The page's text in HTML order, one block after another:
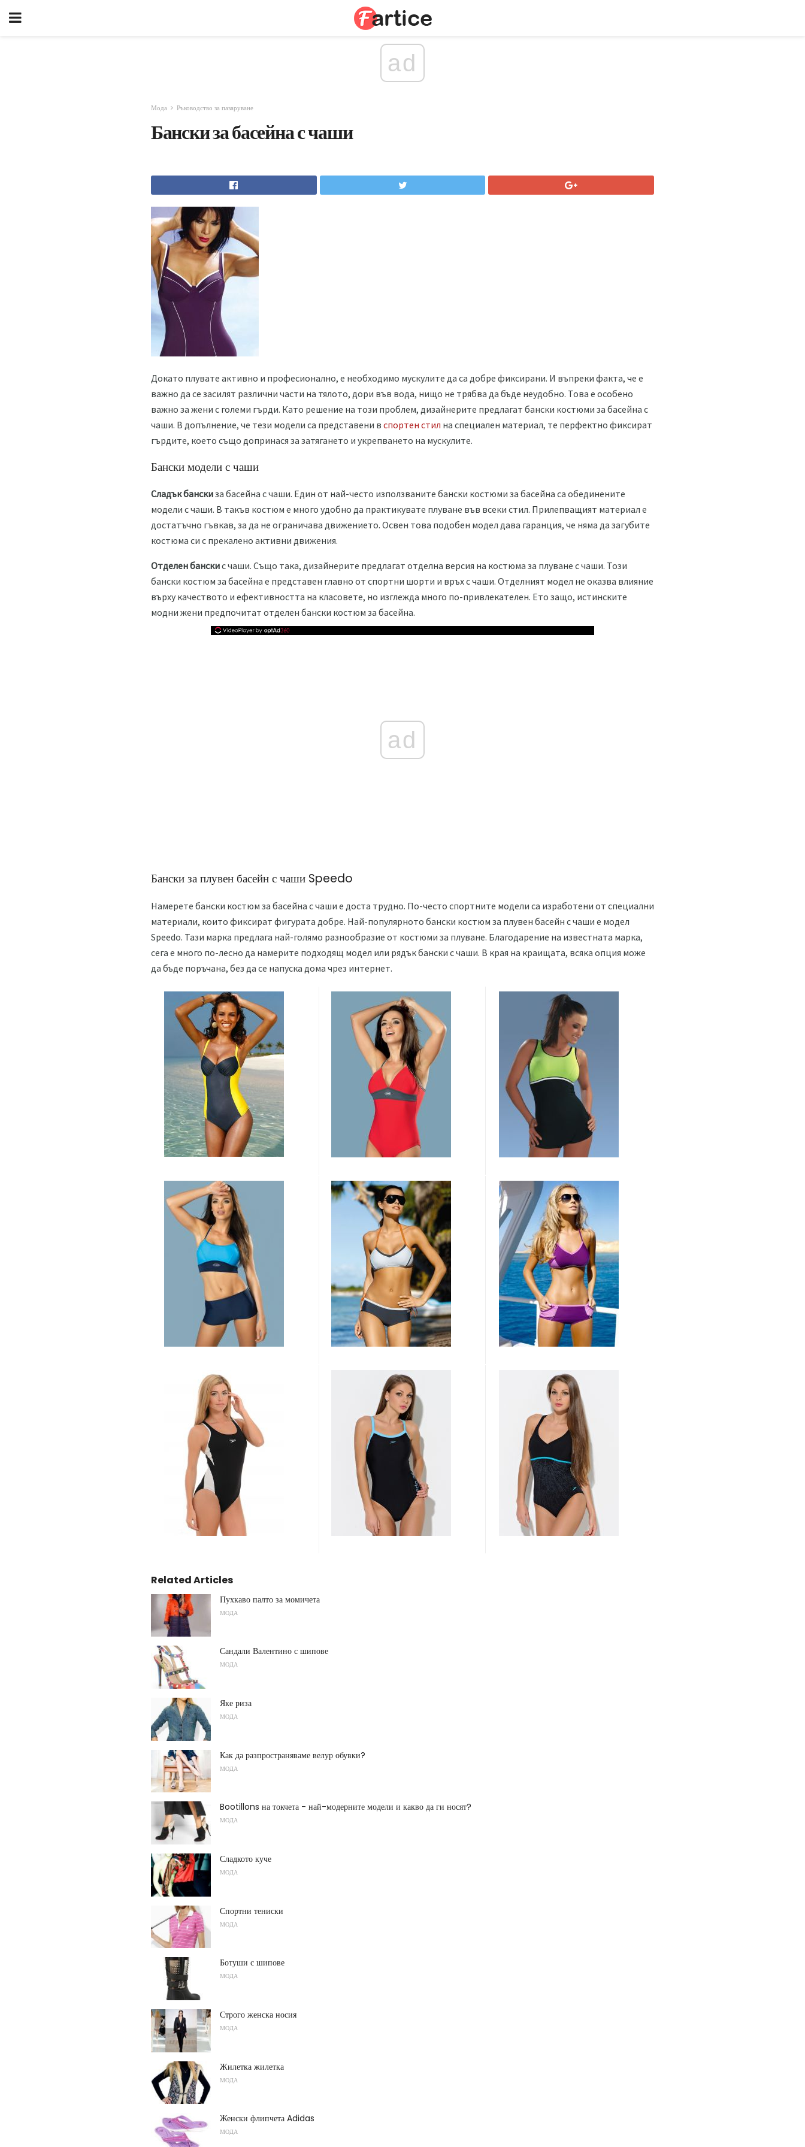
ad
Мода Ръководство за пазаруване
Бански за басейна с чаши
Докато плувате активно и професионално, е необходимо мускулите да са добре фиксирани. И въпреки факта, че е
важно да се засилят различни части на тялото, дори във вода, нищо не трябва да бъде неудобно. Това е особено
важно за жени с големи гърди. Като решение на този проблем, дизайнерите предлагат бански костюми за басейна с
чаши. В допълнение, че тези модели са представени в спортен стил на специален материал, те перфектно фиксират
гърдите, което също допринася за затягането и укрепването на мускулите.
Бански модели с чаши
Сладък банскиза басейна с чаши. Един от най-често използваните бански костюми за басейна са обединените
модели с чаши. В такъв костюм е много удобно да практикувате плуване във всеки стил. Прилепващият материал е
достатъчно гъвкав, за да не ограничава движението. Освен това подобен модел дава гаранция, че няма да загубите
костюма си с прекалено активни движения.
Отделен банскис чаши. Също така, дизайнерите предлагат отделна версия на костюма за плуване с чаши. Този
бански костюм за басейна е представен главно от спортни шорти и връх с чаши. Отделният модел не оказва влияние
върху качеството и ефективността на класовете, но изглежда много по-привлекателен. Ето защо, истинските
модни жени предпочитат отделен бански костюм за басейна.
ad
Бански за плувен басейн с чаши Speedo
Намерете бански костюм за басейна с чаши е доста трудно. По-често спортните модели са изработени от специални
материали, които фиксират фигурата добре. Най-популярното бански костюм за плувен басейн с чаши е модел
Speedo. Тази марка предлага най-голямо разнообразие от костюми за плуване. Благодарение на известната марка,
сега е много по-лесно да намерите подходящ модел или рядък бански с чаши. В края на краищата, всяка опция може
да бъде поръчана, без да се напуска дома чрез интернет.
Related Articles
Пухкаво палто за момичета
МОДА
Сандали Валентино с шипове
МОДА
Яке риза
МОДА
Как да разпространяваме велур обувки?
МОДА
Bootillons на токчета - най-модерните модели и какво да ги носят?
МОДА
Сладкото куче
МОДА
Спортни тениски
МОДА
Ботуши с шипове
МОДА
Строго женска носия
МОДА
Жилетка жилетка
МОДА
Женски флипчета Adidas
МОДА